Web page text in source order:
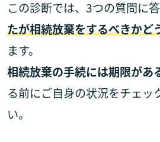
この診断では、3つの質問に答
たが相続放棄をするべきかど
ます。
相続放棄の手続には期限があ
る前にご自身の状況をチェッ
い。